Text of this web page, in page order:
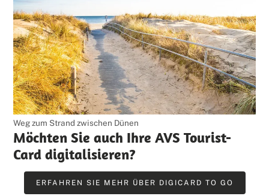
Weg zum Strand zwischen Dünen
Möchten Sie auch Ihre AVS Tourist-
Card digitalisieren?
ERFAHREN SIE MEHR ÜBER DIGICARD TO GO